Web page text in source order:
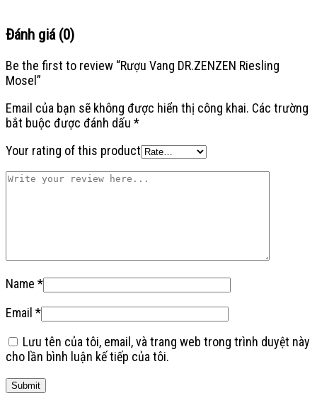
Đánh giá (0)
Be the first to review “Rượu Vang DR.ZENZEN Riesling
Mosel”
Email của bạn sẽ không được hiển thị công khai. Các trường
bắt buộc được đánh dấu *
Your rating of this product
Name *
Email *
Lưu tên của tôi, email, và trang web trong trình duyệt này
cho lần bình luận kế tiếp của tôi.